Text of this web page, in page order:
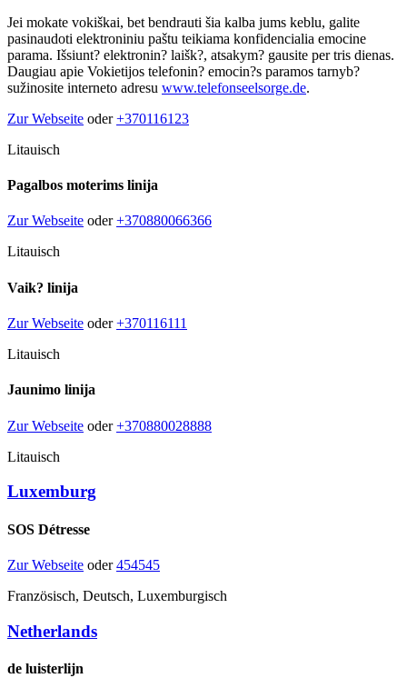
Jei mokate vokiškai, bet bendrauti šia kalba jums keblu, galite
pasinaudoti elektroniniu paštu teikiama konfidencialia emocine
parama. Išsiunt? elektronin? laišk?, atsakym? gausite per tris dienas.
Daugiau apie Vokietijos telefonin? emocin?s paramos tarnyb?
sužinosite interneto adresu www.telefonseelsorge.de.
Zur Webseite oder +370116123
Litauisch
Pagalbos moterims linija
Zur Webseite oder +370880066366
Litauisch
Vaik? linija
Zur Webseite oder +370116111
Litauisch
Jaunimo linija
Zur Webseite oder +370880028888
Litauisch
Luxemburg
SOS Détresse
Zur Webseite oder 454545
Französisch, Deutsch, Luxemburgisch
Netherlands
de luisterlijn